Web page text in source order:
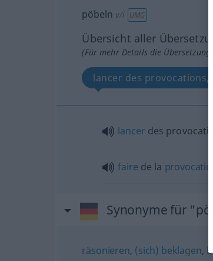
pöbeln v/i UMG
Übersicht aller
(Für mehr Details die
lancer des
lancer des
faire de la provocation
Synonyme für
räsonieren, (sich) beklagen,